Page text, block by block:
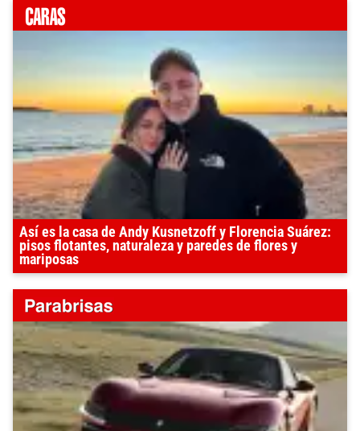
Así es la casa de Andy Kusnetzoff y Florencia Suárez:
pisos flotantes, naturaleza y paredes de flores y
mariposas